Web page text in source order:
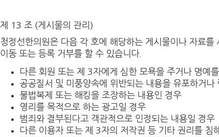
제 13 조 (게시물의 관리)
청정선한의원은 다음 각 호에 해당하는 게시물이나 자료를
이동 또는 등록 거부를 할 수 있습니다.
다른 회원 또는 제 3자에게 심한 모욕을 주거나 명예
공공질서 및 미풍양속에 위반되는 내용을 유포하거나
불법복제 또는 해킹을 조장하는 내용인 경우
영리를 목적으로 하는 광고일 경우
범죄와 결부된다고 객관적으로 인정되는 내용일 경우
다른 이용자 또는 제 3자의 저작권 등 기타 권리를 침